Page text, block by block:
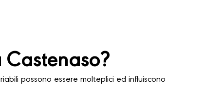
possono essere molteplici ed influiscono